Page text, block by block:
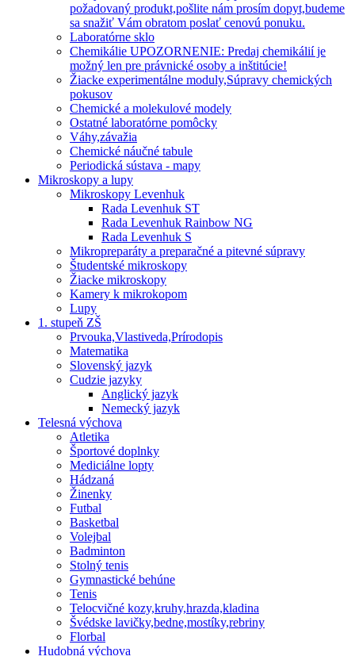
požadovaný produkt,pošlite nám prosím dopyt,budeme
sa snažiť Vám obratom poslať cenovú ponuku.
Laboratórne sklo
Chemikálie UPOZORNENIE: Predaj chemikálií je
možný len pre právnické osoby a inštitúcie!
Žiacke experimentálne moduly,Súpravy chemických
pokusov
Chemické a molekulové modely
Ostatné laboratórne pomôcky
Váhy,závažia
Chemické náučné tabule
Periodická sústava - mapy
Mikroskopy a lupy
Mikroskopy Levenhuk
Rada Levenhuk ST
Rada Levenhuk Rainbow NG
Rada Levenhuk S
Mikropreparáty a preparačné a pitevné súpravy
Študentské mikroskopy
Žiacke mikroskopy
Kamery k mikrokopom
Lupy
1. stupeň ZŠ
Prvouka,Vlastiveda,Prírodopis
Matematika
Slovenský jazyk
Cudzie jazyky
Anglický jazyk
Nemecký jazyk
Telesná výchova
Atletika
Športové doplnky
Mediciálne lopty
Hádzaná
Žinenky
Futbal
Basketbal
Volejbal
Badminton
Stolný tenis
Gymnastické behúne
Tenis
Telocvičné kozy,kruhy,hrazda,kladina
Švédske lavičky,bedne,mostíky,rebriny
Florbal
Hudobná výchova